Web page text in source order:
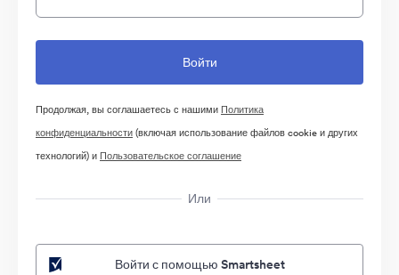
Продолжая, вы соглашаетесь с нашими Политика
конфиденциальности(включая использование файлов cookie и других
технологий) и Пользовательское соглашение
Или
Войти с помощью Smartsheet